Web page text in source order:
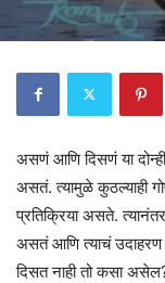
असणं आणि दिसणं या
असतं. त्यामुळे कुठल्याही
प्रतिक्रिया असते.
असतं आणि त्याचं उदाहरण
दिसत नाही तो कसा